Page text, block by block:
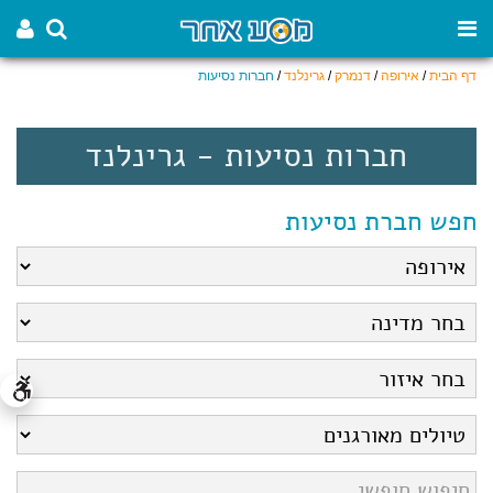
דף הבית/ אירופה/ דנמרק/ גרינלנד/ חברות נסיעות
חברות נסיעות - גרינלנד
חפש חברת נסיעות